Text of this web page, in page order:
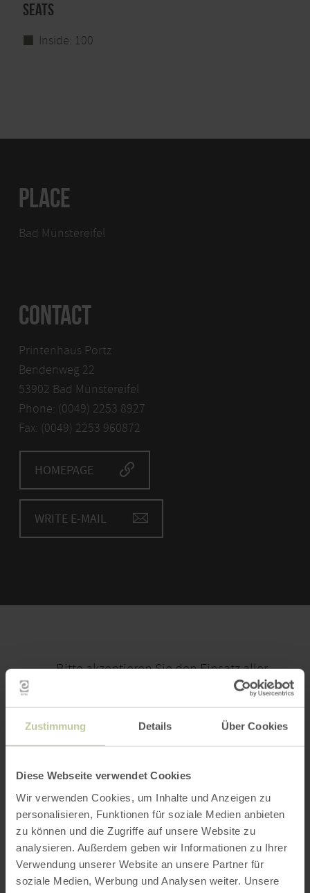
Zustimmung Details Über Cookies
Diese Webseite verwendet Cookies
Wir verwenden Cookies, um Inhalte und Anzeigen zu
personalisieren, Funktionen für soziale Medien anbieten
zu können und die Zugriffe auf unsere Website zu
analysieren. Außerdem geben wir Informationen zu Ihrer
Verwendung unserer Website an unsere Partner für
soziale Medien, Werbung und Analysen weiter. Unsere
Seats
Inside: 100
PLACE
Bad Münstereifel
CONTACT
Printenhaus Portz
Bendenweg 22
53902 Bad Münstereifel
Phone: (0049) 2253 8927
Fax: (0049) 2253 960872
HOMEPAGE
WRITE E-MAIL
Bitte akzeptieren Sie den Einsatz aller
Cookies, um den Inhalt dieser Seite
sehen zu können.
Alle Cookies Freigeben
PLAN YOUR JOURNEY